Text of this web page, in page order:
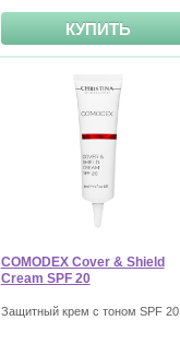
КУПИТЬ
COMODEX Cover & Shield
Cream SPF 20
Защитный крем с тоном SPF 20